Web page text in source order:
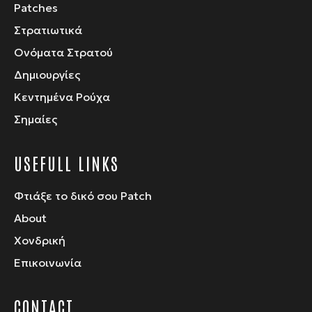
Patches
Στρατιωτικά
Ονόματα Στρατού
Δημιουργίες
Κεντημένα Ρούχα
Σημαίες
USEFULL LINKS
Φτιάξε το δικό σου Patch
About
Χονδρική
Επικοινωνία
CONTACT